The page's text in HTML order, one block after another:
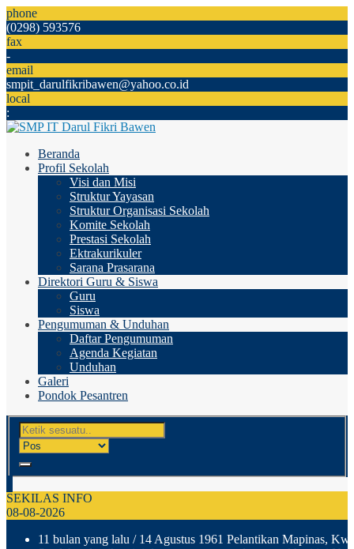
phone
(0298) 593576
fax
-
email
smpit_darulfikribawen@yahoo.co.id
local
:
Beranda
Profil Sekolah
Visi dan Misi
Struktur Yayasan
Struktur Organisasi Sekolah
Komite Sekolah
Prestasi Sekolah
Ektrakurikuler
Sarana Prasarana
Direktori Guru & Siswa
Guru
Siswa
Pengumuman & Unduhan
Daftar Pengumuman
Agenda Kegiatan
Unduhan
Galeri
Pondok Pesantren
SEKILAS INFO
08-08-2026
11 bulan yang lalu / 14 Agustus 1961 Pelantikan Mapinas,